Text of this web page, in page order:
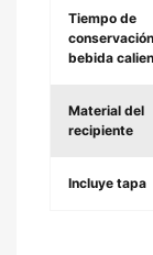
Tiempo de
bebida
Material del
recipiente
Incluye tapa